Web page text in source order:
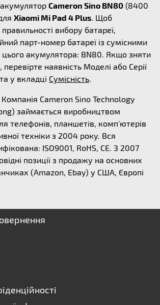
Cameron Sino BN80 (8400
Xiaomi Mi Pad 4 Plus. Щоб
вибору батареї,
парт-номер батареї із сумісними
акумулятора: BN80. Якщо зняти
наявність Моделі або Серії
у вкладці Сумісність.
Cameron Sino Technology
займається виробництвом
телефонів, планшетів, комп'ютерів
техніки з 2004 року. Вся
ISO9001, RoHS, CE. З 2007
позиції з продажу на основних
(Amazon, Ebay) у США, Європі